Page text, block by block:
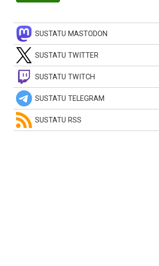
SUSTATU MASTODON
SUSTATU TWITTER
SUSTATU TWITCH
SUSTATU TELEGRAM
SUSTATU RSS